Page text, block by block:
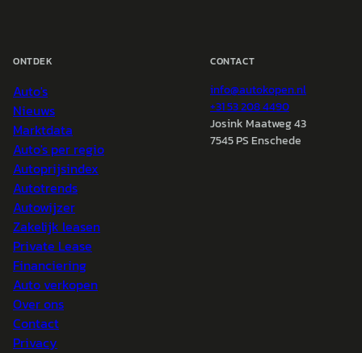
ONTDEK
Auto's
Nieuws
Marktdata
Auto's per regio
Autoprijsindex
Autotrends
Autowijzer
Zakelijk leasen
Private Lease
Financiering
Auto verkopen
Over ons
Contact
Privacy
CONTACT
info@autokopen.nl
+31 53 208 4490
Josink Maatweg 43
7545 PS Enschede